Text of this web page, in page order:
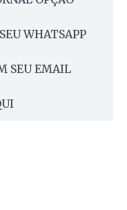
WHATSAPP
SEU EMAIL